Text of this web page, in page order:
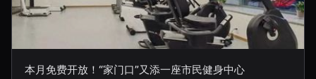
本月免费开放！“家门口”又添一座市民健身中心